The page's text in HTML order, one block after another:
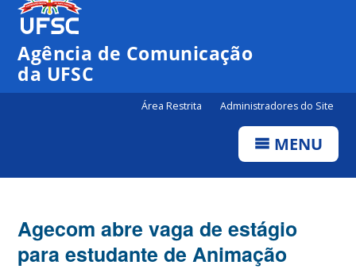
Canais
Agência de Comunicação
da UFSC
Área Restrita Administradores do Site
MENU
Agecom abre vaga de estágio
para estudante de Animação